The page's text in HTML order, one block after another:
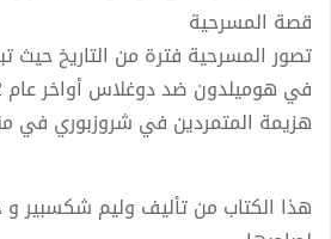
قصة المسرحية
تصور المسرحية فترة من التاريخ حيث
هزيمة المتمردين في شروزبوري في
هذا الكتاب من تأليف وليم شكسبير